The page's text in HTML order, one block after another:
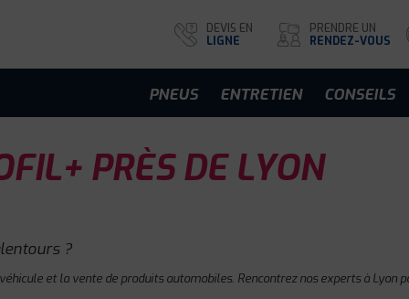
DEVIS EN
LIGNE
PRENDRE UN
RENDEZ-VOUS
PNEUS ENTRETIEN CONSEILS
PRÈS DE LYON
?
et la vente de produits automobiles. Rencontrez nos experts à Lyon